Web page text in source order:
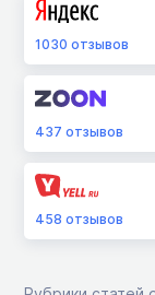
1030 отзывов
437 отзывов
458 отзывов